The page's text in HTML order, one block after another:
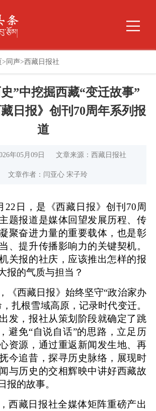
> 同声>西藏日报社
”中挖掘西藏“变迁故事”
日报》创刊70周年系列报
道
年05月09日 文章来源：西藏日报社
文章作者：闫亚心 宋子玲
22日，是《西藏日报》创刊70周
题报道是媒体回望发展历程、传
聚奋进力量的重要载体，也是彰
、提升传播影响力的关键契机。
关报的社庆，应该推出怎样的报
报的气质与担当？
《西藏日报》始终坚守“政治家办
扎根雪域高原，记录时代变迁。
发，报社从策划阶段就确定了跳
避免“自说自话”的思路，立足历
资源，通过重返新闻发生地、再
今追昔，探寻历史脉络，展现时
与历史的交相辉映中讲好西藏故
报的故事。
西藏日报社全媒体矩阵重磅产出